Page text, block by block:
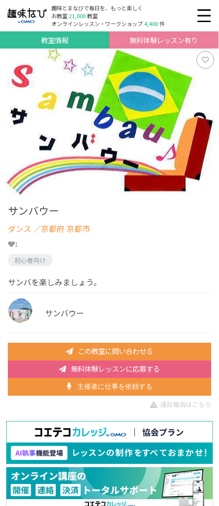
趣味とまなびで毎日を、もっと楽しく
お教室21,000教室
オンラインレッスン・ワークショップ4,400件
教室情報 無料体験レッスン有り
サンバウー
ダンス ／京都府 京都市
1
初心者向け
サンバを楽しみましょう。
サンバウー
この教室に問い合わせる
無料体験レッスンに応募する
主催者に仕事を依頼する
違反報告はこちら